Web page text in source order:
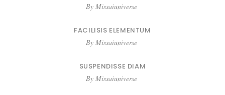
By Missaiuniverse
FACILISIS ELEMENTUM
By Missaiuniverse
SUSPENDISSE DIAM
By Missaiuniverse